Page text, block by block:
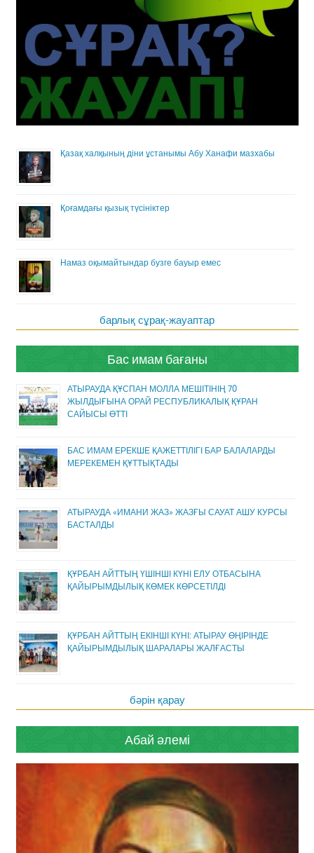
Қазақ халқының діни ұстанымы Абу Ханафи мазхабы
Қоғамдағы қызық түсініктер
Намаз оқымайтындар бузге бауыр емес
барлық сұрақ-жауаптар
Бас имам бағаны
АТЫРАУДА ҚҰСПАН МОЛЛА МЕШІТІНІҢ 70
ЖЫЛДЫҒЫНА ОРАЙ РЕСПУБЛИКАЛЫҚ ҚҰРАН
САЙЫСЫ ӨТТІ
БАС ИМАМ ЕРЕКШЕ ҚАЖЕТТІЛІГІ БАР БАЛАЛАРДЫ
МЕРЕКЕМЕН ҚҰТТЫҚТАДЫ
АТЫРАУДА «ИМАНИ ЖАЗ» ЖАЗҒЫ САУАТ АШУ КУРСЫ
БАСТАЛДЫ
ҚҰРБАН АЙТТЫҢ ҮШІНШІ КҮНІ ЕЛУ ОТБАСЫНА
ҚАЙЫРЫМДЫЛЫҚ КӨМЕК КӨРСЕТІЛДІ
ҚҰРБАН АЙТТЫҢ ЕКІНШІ КҮНІ: АТЫРАУ ӨҢІРІНДЕ
ҚАЙЫРЫМДЫЛЫҚ ШАРАЛАРЫ ЖАЛҒАСТЫ
бәрін қарау
Абай әлемі